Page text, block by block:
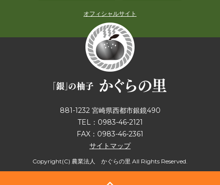
オフィシャルサイト
881-1232 宮崎県西都市銀鏡490
TEL：0983-46-2121
FAX：0983-46-2361
サイトマップ
Copyright(C) 農業法人 かぐらの里 All Rights Reserved.